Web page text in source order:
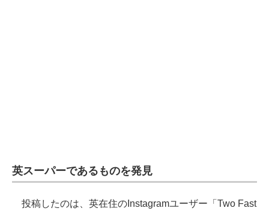
英スーパーであるものを発見
投稿したのは、英在住のInstagramユーザー「Two Fast